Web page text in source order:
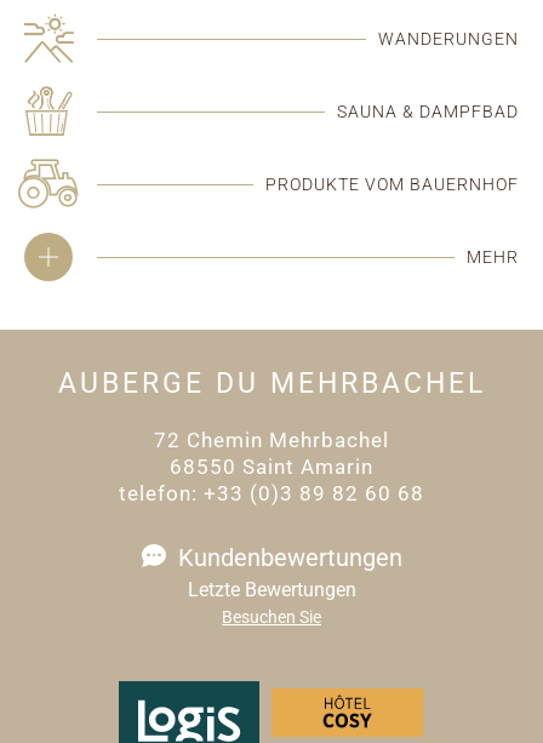
WANDERUNGEN
SAUNA & DAMPFBAD
PRODUKTE VOM BAUERNHOF
MEHR
AUBERGE DU MEHRBACHEL
72 Chemin Mehrbachel
68550 Saint Amarin
telefon: +33 (0)3 89 82 60 68
Kundenbewertungen
Letzte Bewertungen
Besuchen Sie